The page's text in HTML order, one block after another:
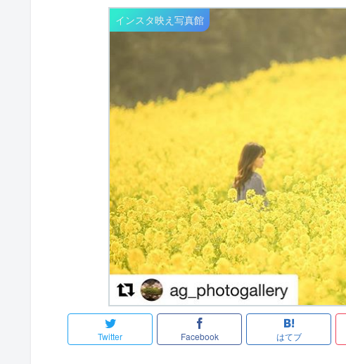
インスタ映え写真館
Twitter Facebook はてブ